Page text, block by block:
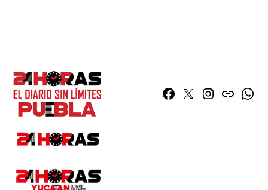
Facebook
TwitterInstagram
issuu